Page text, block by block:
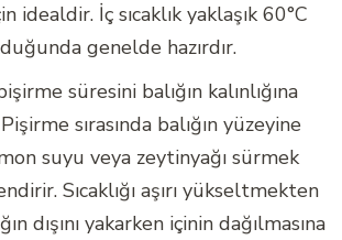
idealdir. İç sıcaklık yaklaşık 60°C
genelde hazırdır.
süresini balığın kalınlığına
sırasında balığın yüzeyine
suyu veya zeytinyağı sürmek
Sıcaklığı aşırı yükseltmekten
dışını yakarken içinin dağılmasına